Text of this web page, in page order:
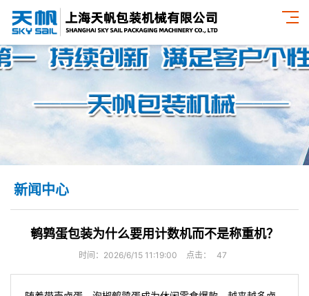
新闻中心
鹌鹑蛋包装为什么要用计数机而不是称重机？
时间：2026/6/15 11:19:00 点击： 47